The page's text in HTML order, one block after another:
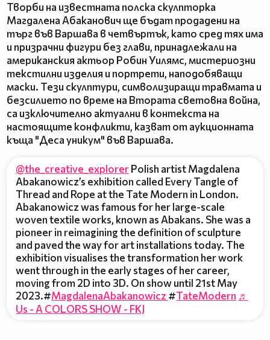
Творби на известната полска скулпторка
Магдалена Абаканович ще бъдат продадени на
търг във Варшава в четвъртък, като сред тях има
и призрачни фигури без глави, принадлежали на
американския актьор Робин Уилямс, мистериозни
текстилни изделия и портрети, наподобяващи
маски. Тези скулптури, символизиращи травмата и
безсилието по време на Втората световна война,
са изключително актуални в контекста на
настоящите конфликти, казват от аукционната
къща "Деса уникум" във Варшава.
@the_creative_explorerPolish artist Magdalena
Abakanowicz’s exhibition called Every Tangle of
Thread and Rope at the Tate Modern in London.
Abakanowicz was famous for her large-scale
woven textile works, known as Abakans. She was a
pioneer in reimagining the definition of sculpture
and paved the way for art installations today. The
exhibition visualises the transformation her work
went through in the early stages of her career,
moving from 2D into 3D. On show until 21st May
2023.#MagdalenaAbakanowicz #TateModern ♬
Us - A COLORS SHOW - FKJ